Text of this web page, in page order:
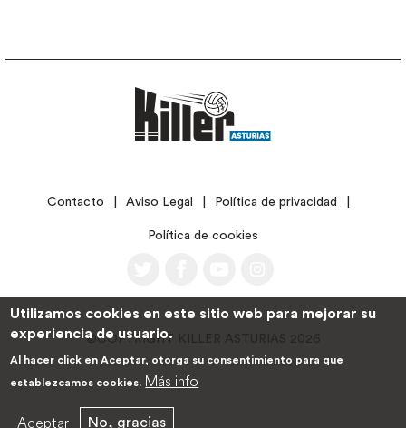
LEGALContacto Aviso Legal Política de privacidad
Política de cookies
©COPYRIGHT KILLER ASTURIAS 2026
Utilizamos cookies en este sitio web para mejorar su
experiencia de usuario.
Al hacer click en Aceptar, otorga su consentimiento para que
establezcamos cookies. Más info
Aceptar No, gracias